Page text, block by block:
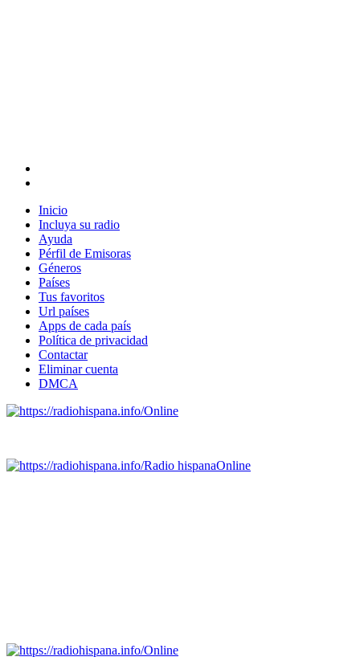
Inicio
Incluya su radio
Ayuda
Pérfil de Emisoras
Géneros
Países
Tus favoritos
Url países
Apps de cada país
Política de privacidad
Contactar
Eliminar cuenta
DMCA
Online
Radio hispanaOnline
Online